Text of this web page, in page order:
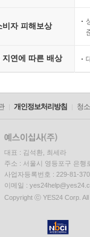
비자 피해보상
지연에 따른 배상
개인정보처리방침 청
대표 : 김석환, 최세라
주소 : 서울시 영등포구 은행
사업자등록번호 : 229-81-
이메일 :
Copyright ⓒ YES24 Corp. All